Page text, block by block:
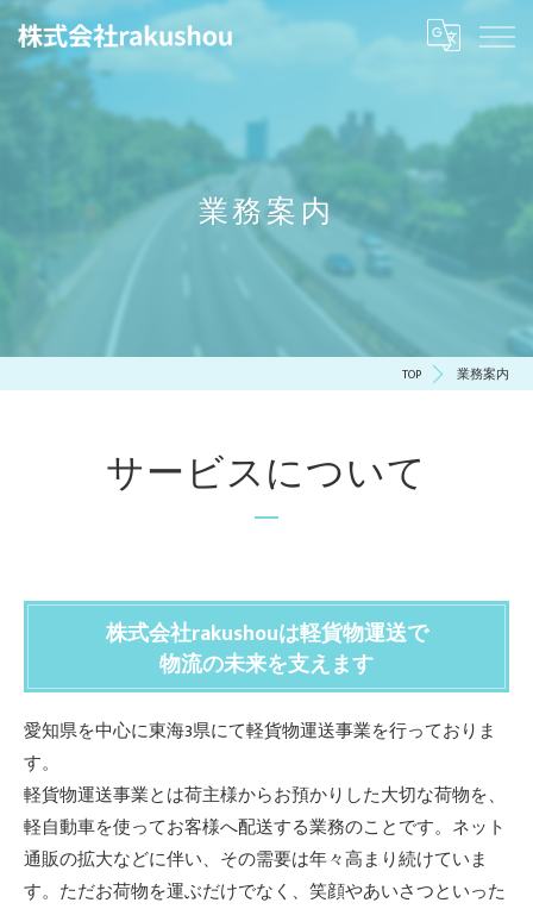
業務案内
TOP 業務案内
サービスについて
株式会社rakushouは軽貨物運送で
物流の未来を支えます
愛知県を中心に東海3県にて軽貨物運送事業を行っておりま
す。
軽貨物運送事業とは荷主様からお預かりした大切な荷物を、
軽自動車を使ってお客様へ配送する業務のことです。ネット
通販の拡大などに伴い、その需要は年々高まり続けていま
す。ただお荷物を運ぶだけでなく、笑顔やあいさつといった